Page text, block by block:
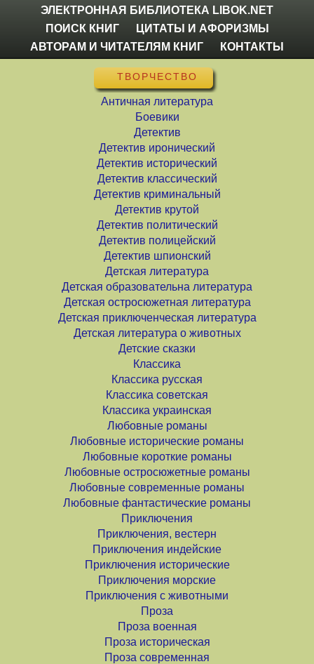
ЭЛЕКТРОННАЯ БИБЛИОТЕКА LIBOK.NET
ПОИСК КНИГ
ЦИТАТЫ И АФОРИЗМЫ
АВТОРАМ И ЧИТАТЕЛЯМ КНИГ
КОНТАКТЫ
ТВОРЧЕСТВО
Античная литература
Боевики
Детектив
Детектив иронический
Детектив исторический
Детектив классический
Детектив криминальный
Детектив крутой
Детектив политический
Детектив полицейский
Детектив шпионский
Детская литература
Детская образовательна литература
Детская остросюжетная литература
Детская приключенческая литература
Детская литература о животных
Детские сказки
Классика
Классика русская
Классика советская
Классика украинская
Любовные романы
Любовные исторические романы
Любовные короткие романы
Любовные остросюжетные романы
Любовные современные романы
Любовные фантастические романы
Приключения
Приключения, вестерн
Приключения индейские
Приключения исторические
Приключения морские
Приключения с животными
Проза
Проза военная
Проза историческая
Проза современная